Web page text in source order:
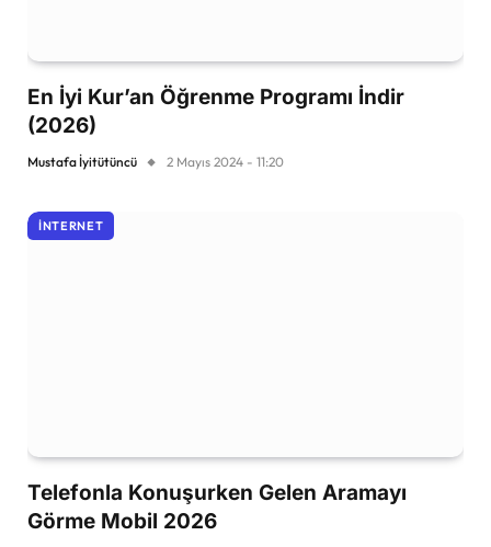
En İyi Kur’an Öğrenme Programı İndir
(2026)
Mustafa İyitütüncü 2 Mayıs 2024 - 11:20
İNTERNET
Telefonla Konuşurken Gelen Aramayı
Görme Mobil 2026